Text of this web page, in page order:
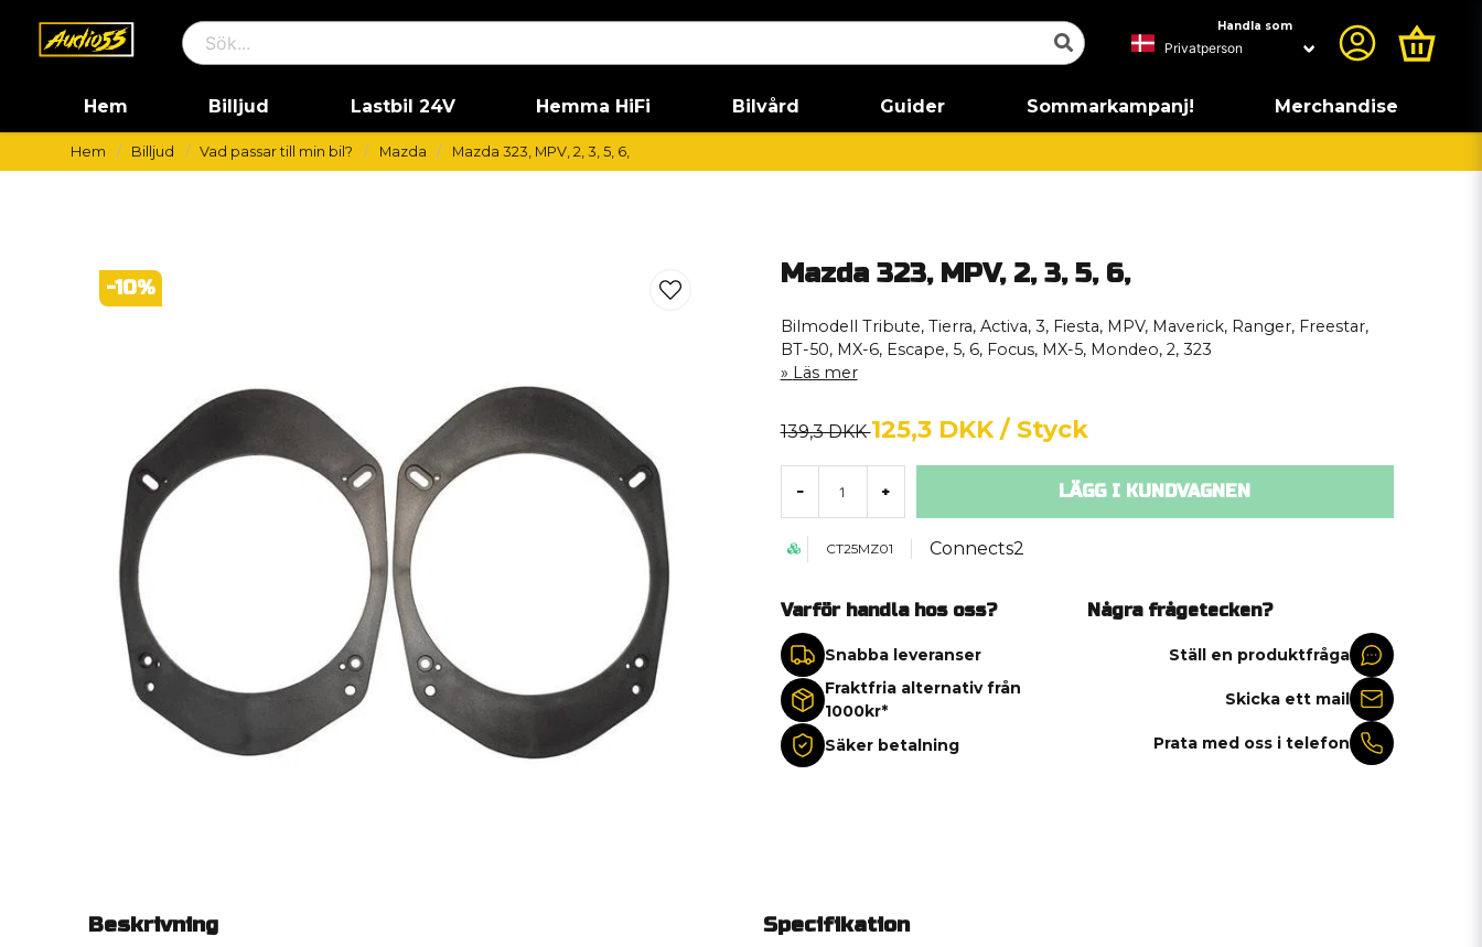
Handla som
Hem Billjud Lastbil 24V Hemma HiFi Bilvård Guider Sommarkampanj! Merchandise
Hem Billjud Vad passar till min bil? Mazda Mazda 323, MPV, 2, 3, 5, 6,
-10% Mazda 323, MPV, 2, 3, 5, 6,
Bilmodell Tribute, Tierra, Activa, 3, Fiesta, MPV, Maverick, Ranger, Freestar,
BT-50, MX-6, Escape, 5, 6, Focus, MX-5, Mondeo, 2, 323
Läs mer
139,3 DKK125,3 DKK / Styck
- + LÄGG I KUNDVAGNEN
CT25MZ01 Connects2
Varför handla hos oss?
Snabba leveranser
Fraktfria alternativ från
1000kr*
Säker betalning
Några frågetecken?
Ställ en produktfråga
Skicka ett mail
Prata med oss i telefon
Beskrivning Specifikation